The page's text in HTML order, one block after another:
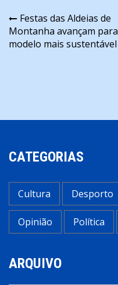
Navegação
de
Festas das Aldeias de
Montanha avançam para
modelo mais sustentável
CATEGORIAS
Cultura Desporto
Opinião Política
ARQUIVO